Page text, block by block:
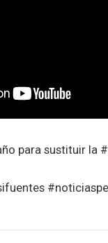
para sustituir